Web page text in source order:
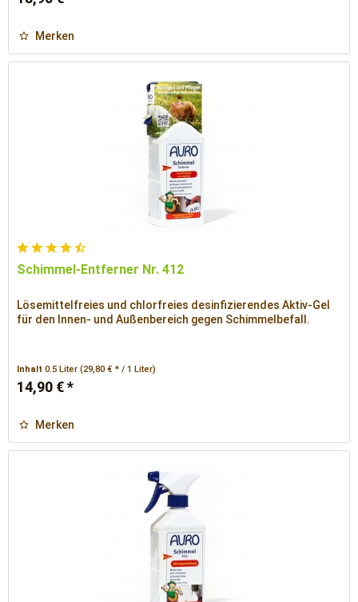
Merken
Schimmel-Entferner Nr. 412
Lösemittelfreies und chlorfreies desinfizierendes Aktiv-Gel
für den Innen- und Außenbereich gegen Schimmelbefall.
Inhalt0.5 Liter(29,80 € * / 1 Liter)
14,90 € *
Merken